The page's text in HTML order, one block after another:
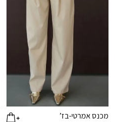
מכנס אמרטי-בז’